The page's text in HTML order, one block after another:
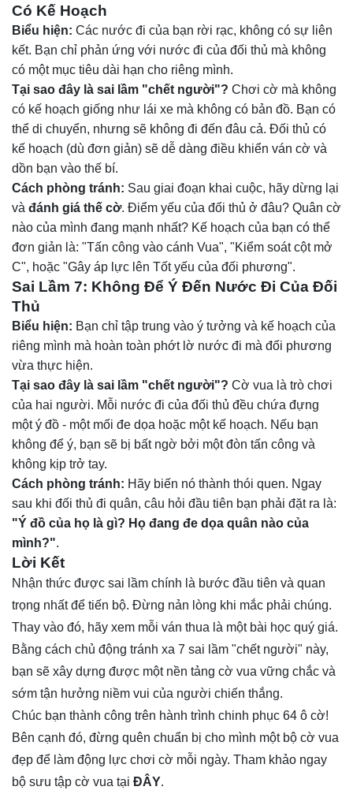
Có Kế Hoạch
Biểu hiện: Các nước đi của bạn rời rạc, không có sự liên
kết. Bạn chỉ phản ứng với nước đi của đối thủ mà không
có một mục tiêu dài hạn cho riêng mình.
Tại sao đây là sai lầm "chết người"? Chơi cờ mà không
có kế hoạch giống như lái xe mà không có bản đồ. Bạn có
thể di chuyển, nhưng sẽ không đi đến đâu cả. Đối thủ có
kế hoạch (dù đơn giản) sẽ dễ dàng điều khiển ván cờ và
dồn bạn vào thế bí.
Cách phòng tránh: Sau giai đoạn khai cuộc, hãy dừng lại
và đánh giá thế cờ. Điểm yếu của đối thủ ở đâu? Quân cờ
nào của mình đang mạnh nhất? Kế hoạch của bạn có thể
đơn giản là: "Tấn công vào cánh Vua", "Kiểm soát cột mở
C", hoặc "Gây áp lực lên Tốt yếu của đối phương".
Sai Lầm 7: Không Để Ý Đến Nước Đi Của Đối
Thủ
Biểu hiện: Bạn chỉ tập trung vào ý tưởng và kế hoạch của
riêng mình mà hoàn toàn phớt lờ nước đi mà đối phương
vừa thực hiện.
Tại sao đây là sai lầm "chết người"? Cờ vua là trò chơi
của hai người. Mỗi nước đi của đối thủ đều chứa đựng
một ý đồ - một mối đe dọa hoặc một kế hoạch. Nếu bạn
không để ý, bạn sẽ bị bất ngờ bởi một đòn tấn công và
không kịp trở tay.
Cách phòng tránh: Hãy biến nó thành thói quen. Ngay
sau khi đối thủ đi quân, câu hỏi đầu tiên bạn phải đặt ra là:
"Ý đồ của họ là gì? Họ đang đe dọa quân nào của
mình?".
Lời Kết
Nhận thức được sai lầm chính là bước đầu tiên và quan
trọng nhất để tiến bộ. Đừng nản lòng khi mắc phải chúng.
Thay vào đó, hãy xem mỗi ván thua là một bài học quý giá.
Bằng cách chủ động tránh xa 7 sai lầm "chết người" này,
bạn sẽ xây dựng được một nền tảng cờ vua vững chắc và
sớm tận hưởng niềm vui của người chiến thắng.
Chúc bạn thành công trên hành trình chinh phục 64 ô cờ!
Bên cạnh đó, đừng quên chuẩn bị cho mình một bộ cờ vua
đẹp để làm động lực chơi cờ mỗi ngày. Tham khảo ngay
bộ sưu tập cờ vua tại ĐÂY.